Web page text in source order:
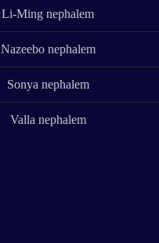
Li-Ming nephalem
Nazeebo nephalem
Sonya nephalem
Valla nephalem